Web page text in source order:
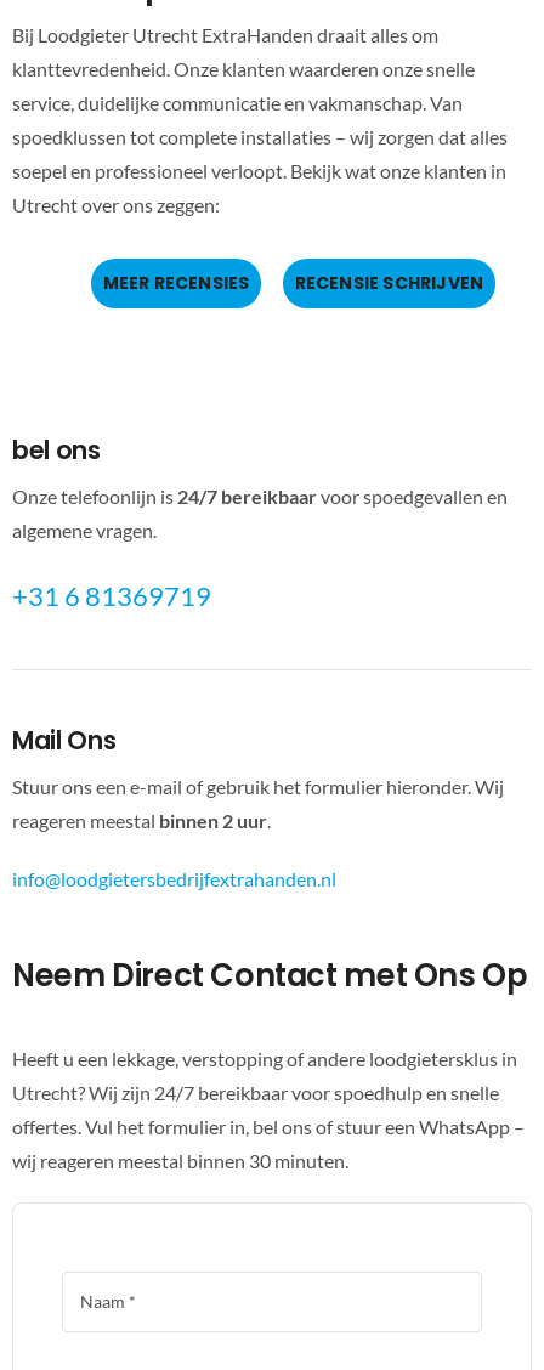
Bij Loodgieter Utrecht ExtraHanden draait alles om
klanttevredenheid. Onze klanten waarderen onze snelle
service, duidelijke communicatie en vakmanschap. Van
spoedklussen tot complete installaties – wij zorgen dat alles
soepel en professioneel verloopt. Bekijk wat onze klanten in
Utrecht over ons zeggen:
MEER RECENSIES RECENSIE SCHRIJVEN
bel ons
Onze telefoonlijn is 24/7 bereikbaarvoor spoedgevallen en
algemene vragen.
+31 6 81369719
Mail Ons
Stuur ons een e-mail of gebruik het formulier hieronder. Wij
reageren meestal binnen 2 uur.
info@loodgietersbedrijfextrahanden.nl
Neem Direct Contact met Ons Op
Heeft u een lekkage, verstopping of andere loodgietersklus in
Utrecht? Wij zijn 24/7 bereikbaar voor spoedhulp en snelle
offertes. Vul het formulier in, bel ons of stuur een WhatsApp –
wij reageren meestal binnen 30 minuten.